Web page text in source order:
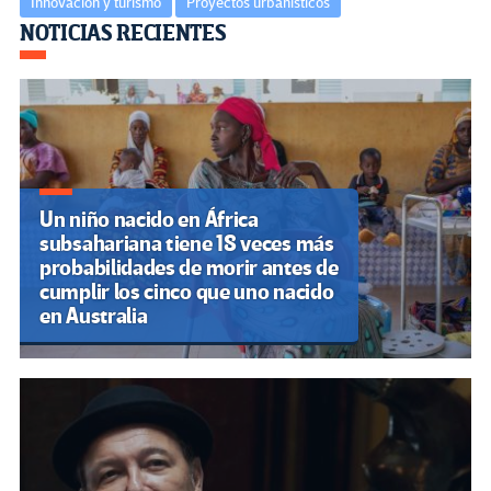
Navegación
de
entradas
NOTICIAS RECIENTES
Un niño nacido en África
subsahariana tiene 18 veces más
probabilidades de morir antes de
cumplir los cinco que uno nacido
en Australia